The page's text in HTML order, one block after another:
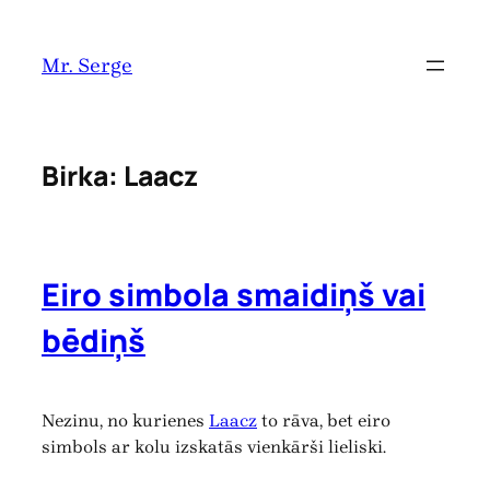
saturu
Mr. Serge
Birka: Laacz
Eiro simbola smaidiņš vai
bēdiņš
Nezinu, no kurienes Laacz to rāva, bet eiro
simbols ar kolu izskatās vienkārši lieliski.